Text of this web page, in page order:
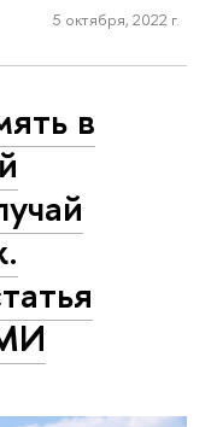
5 октября, 2022 г.
в